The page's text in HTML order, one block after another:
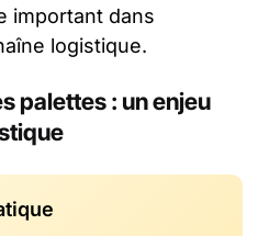
important dans
logistique.
palettes : un enjeu